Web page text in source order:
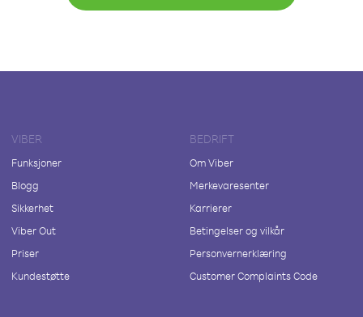
VIBER
Funksjoner
Blogg
Sikkerhet
Viber Out
Priser
Kundestøtte
BEDRIFT
Om Viber
Merkevaresenter
Karrierer
Betingelser og vilkår
Personvernerklæring
Customer Complaints Code